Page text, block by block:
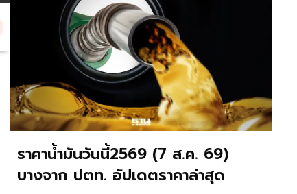
ราคาน้ำมันวันนี้2569 (7 ส.ค. 69)
บางจาก ปตท. อัปเดตราคาล่าสุด